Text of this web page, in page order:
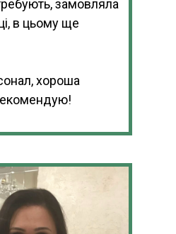
замовляла
в цьому ще
хороша